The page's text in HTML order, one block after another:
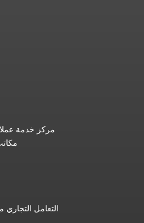
مركز خدمة
التعامل